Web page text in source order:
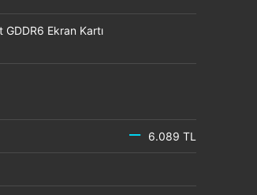
Ekran Kartı
6.089 TL